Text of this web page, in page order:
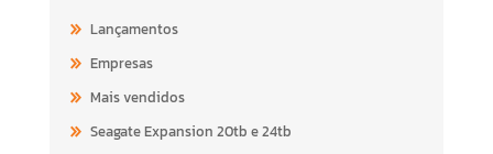
Lançamentos
Empresas
Mais vendidos
Seagate Expansion 20tb e 24tb